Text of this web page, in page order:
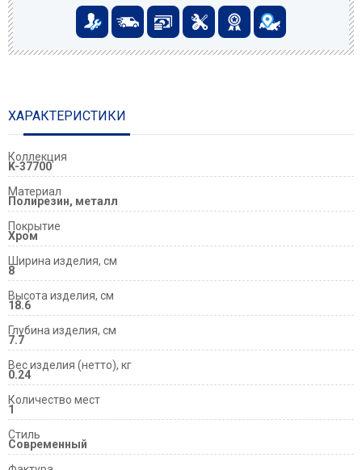
ХАРАКТЕРИСТИКИ
Коллекция
K-37700
Материал
Полирезин, металл
Покрытие
Хром
Ширина изделия, см
8
Высота изделия, см
18.6
Глубина изделия, см
7.7
Вес изделия (нетто), кг
0.24
Количество мест
1
Стиль
Современный